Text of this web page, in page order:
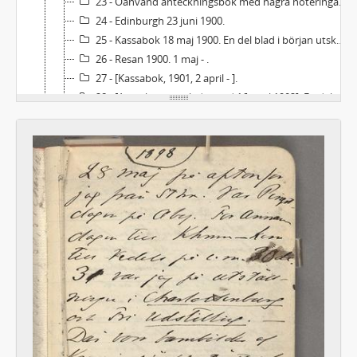
24 - Edinburgh 23 juni 1900.
25 - Kassabok 18 maj 1900. En del blad i början utskurna.
26 - Resan 1900. 1 maj - .
27 - [Kassabok, 1901, 2 april - ].
28 - [Anteckningsbok daterad 16 april 1902]. En del blad utskurna strax efter början.
29 - [Kassa- och anteckningsbok]. Inledning: "Hade med mig på resan 15 juni [1902] till Båstad-Norge... ".
30 - [Diverse anteckningar daterad 18/8 1902- ].
31 - Lästa böcker 1903 (jämte referat, avskrifter, klipp m. m.).
32 - [Reseanteckningar m. m. 1905-06]. De första bladen utskurna.
33 - [Reseanteckningar 1906]. Inledning: "Munchen sommaren 1906... ".
34 - Anteckningar öfver Rahel [Varnhagen] i Biblioteket i Munchen juli 1906.
35 - [Dagboksanteckningar m. m. började april 1908].
36 - [Dagboksanteckningar m. m.]. Inledning: "Ems, juli 1908 - ".
37 - [Dagboksanteckningar m. m.] Inledning: "Vägen från Geneve till Nizza... " [1909].
38 - [Dagboksanteckningar m. m., 1910]. Pärmanteckning: "Här som i de tidigare har jag under dessa resetider mäst skrifvit upp endast de böcker, jag lånat och läst, icke alla mina egna, som jag småningom fått och läst".
39a - Almanacka 1918, med anteckningar.
39b - Almanacka 1916, med anteckningar.
40 - [Resa i Frankrike].